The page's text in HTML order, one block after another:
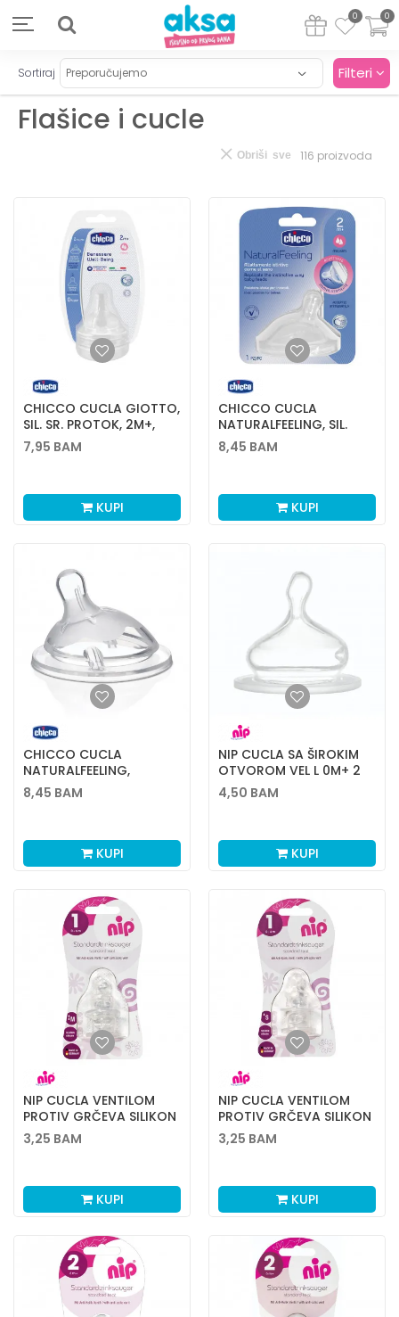
0
0
Flašice i cucle
Sortiraj Filteri
116 proizvoda
Obriši sve
CHICCO CUCLA GIOTTO,
SIL. SR. PROTOK, 2M+,
2KOM
7,95 BAM
KUPI
CHICCO CUCLA
NATURALFEELING, SIL.
2M+, 1 KOM
8,45 BAM
KUPI
CHICCO CUCLA
NATURALFEELING,
SILIKON, 0M+, 1 KOM
8,45 BAM
KUPI
NIP CUCLA SA ŠIROKIM
OTVOROM VEL L 0M+ 2
KOM
4,50 BAM
KUPI
NIP CUCLA VENTILOM
PROTIV GRČEVA SILIKON
1M 2KOM
3,25 BAM
KUPI
NIP CUCLA VENTILOM
PROTIV GRČEVA SILIKON
1S 2 KOM
3,25 BAM
KUPI